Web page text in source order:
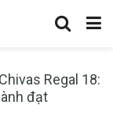
Chivas Regal 18:
đạt